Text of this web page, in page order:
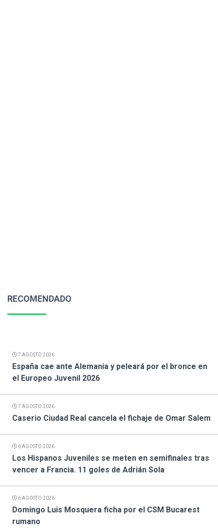
RECOMENDADO
7 AGOSTO 2026
España cae ante Alemania y peleará por el bronce en
el Europeo Juvenil 2026
7 AGOSTO 2026
Caserio Ciudad Real cancela el fichaje de Omar Salem
6 AGOSTO 2026
Los Hispanos Juveniles se meten en semifinales tras
vencer a Francia. 11 goles de Adrián Sola
6 AGOSTO 2026
Domingo Luis Mosquera ficha por el CSM Bucarest
rumano